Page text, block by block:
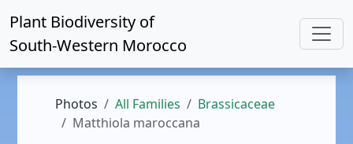
Plant Biodiversity of
South-Western Morocco
Photos All Families
Brassicaceae
Matthiola maroccana